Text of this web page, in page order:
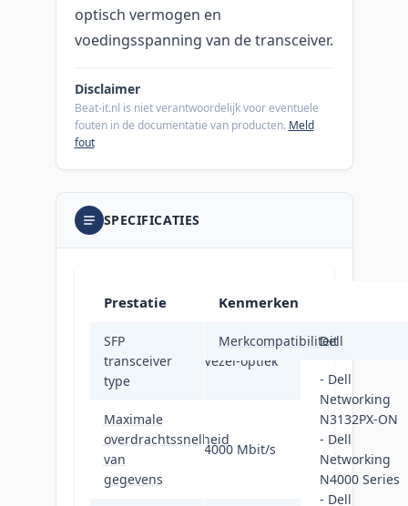
optisch vermogen en
voedingsspanning van de transceiver.
Disclaimer
Beat-it.nl is niet verantwoordelijk voor eventuele
fouten in de documentatie van producten. Meld
fout
SPECIFICATIES
Prestatie
SFP
transceiver
type
Vezel-optiek
Maximale
overdrachtssnelheid
van
gegevens
4000 Mbit/s
Kenmerken
Merkcompatibiliteit
Dell
- Dell
Networking
N3132PX-ON
- Dell
Networking
N4000 Series
- Dell